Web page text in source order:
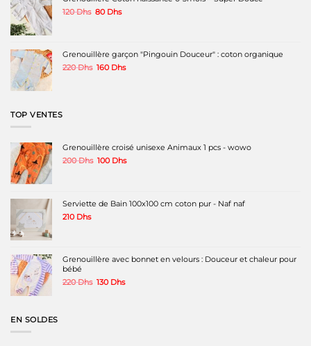
produit
120Dhs Le
120 Dhs.
80 DhsLe
80 Dhs.
Grenouillère garçon "Pingouin Douceur" : coton organique
220Dhs Le
160 DhsLe
TOP VENTES
Grenouillère croisé unisexe Animaux 1 pcs - wowo
200Dhs Le
200 Dhs.
100 DhsLe
100 Dhs.
Serviette de Bain 100x100 cm coton pur - Naf naf
210 Dhs
Grenouillère avec bonnet en velours : Douceur et chaleur pour
bébé
220Dhs Le
130 DhsLe
EN SOLDES